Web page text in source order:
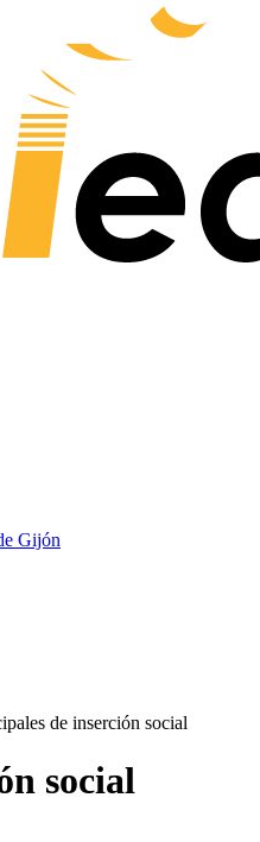
Gijón
de inserción social
social